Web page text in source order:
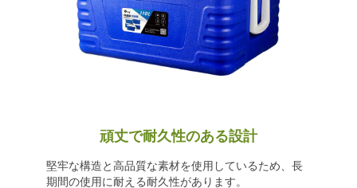
頑丈で耐久性のある設計
堅牢な構造と高品質な素材を使用しているため、長
期間の使用に耐える耐久性があります。